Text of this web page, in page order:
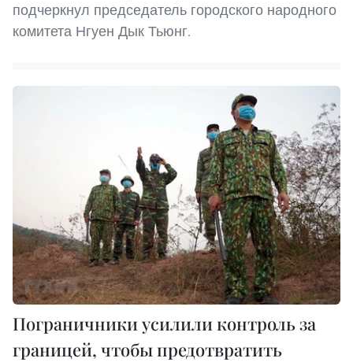
подчеркнул председатель городского народного
комитета Нгуен Дык Тьюнг.
Пограничники усилили контроль за
границей, чтобы предотвратить